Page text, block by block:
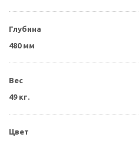
Глубина
480 мм
Вес
49 кг.
Цвет